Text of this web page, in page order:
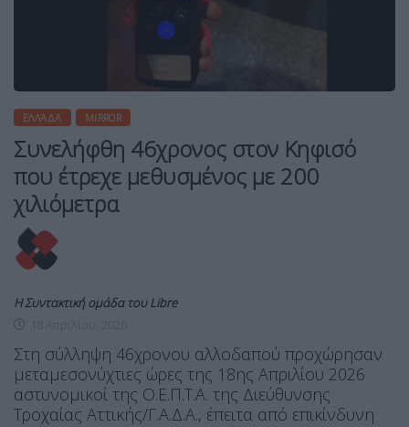
ΕΛΛΆΔΑ MIRROR
Συνελήφθη 46χρονος στον Κηφισό
που έτρεχε μεθυσμένος με 200
χιλιόμετρα
Η Συντακτική ομάδα του Libre
Στη σύλληψη 46χρονου αλλοδαπού προχώρησαν
μεταμεσονύχτιες ώρες της 18ης Απριλίου 2026
αστυνομικοί της Ο.Ε.Π.Τ.Α. της Διεύθυνσης
Τροχαίας Αττικής/Γ.Α.Δ.Α., έπειτα από επικίνδυνη